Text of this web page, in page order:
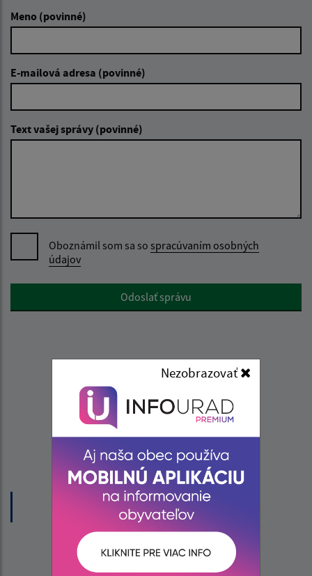
Nezobrazovať
Meno (povinné)
E-mailová adresa (povinné)
Text vašej správy (povinné)
Oboznámil som sa so spracúvaním osobných
údajov
Google reCaptcha ResponseOdoslať správu
Úradné hodiny:
Deň
Pondelok:
07:30 - 15:30
Utorok:
Streda:
07:30 - 17:00
Štvrtok:
nestránkový deň
Piatok:
07:30 - 13:00
Obedňajšia prestávka:
Kontakt: